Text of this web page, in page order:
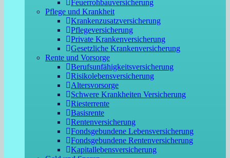
Feuerrohbauversicherung
Pflege und Krankheit
Krankenzusatzversicherung
Pflegeversicherung
Private Krankenversicherung
Gesetzliche Krankenversicherung
Rente und Vorsorge
Berufs­unfähigkeitsversicherung
Risikolebensversicherung
Altersvorsorge
Schwere Krankheiten Versicherung
Riesterrente
Basisrente
Rentenversicherung
Fondsgebundene Lebensversicherung
Fondsgebundene Rentenversicherung
Kapitallebensversicherung